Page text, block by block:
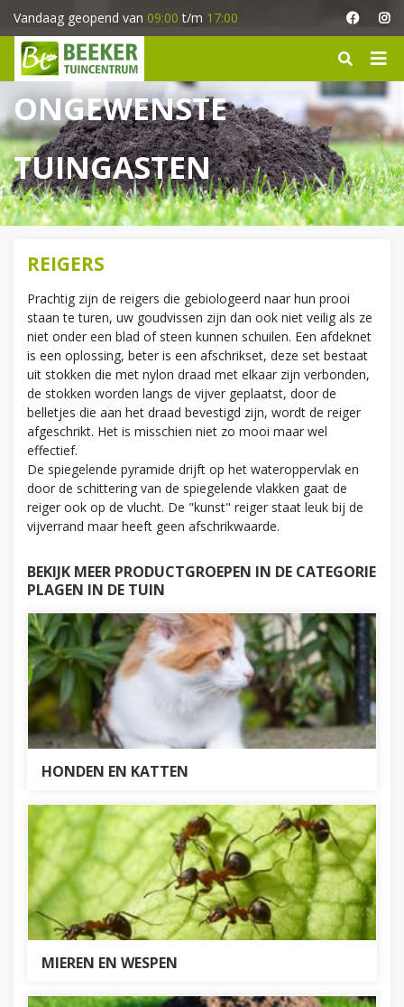
a
c
o
n
t
e
n
ONGEWENSTE
TUINGASTEN
Vandaag geopend van 09:00 t/m 17:00
REIGERS
Prachtig zijn de reigers die gebiologeerd naar hun prooi
staan te turen, uw goudvissen zijn dan ook niet veilig als ze
niet onder een blad of steen kunnen schuilen. Een afdeknet
is een oplossing, beter is een afschrikset, deze set bestaat
uit stokken die met nylon draad met elkaar zijn verbonden,
de stokken worden langs de vijver geplaatst, door de
belletjes die aan het draad bevestigd zijn, wordt de reiger
afgeschrikt. Het is misschien niet zo mooi maar wel
effectief.
De spiegelende pyramide drijft op het wateroppervlak en
door de schittering van de spiegelende vlakken gaat de
reiger ook op de vlucht. De "kunst" reiger staat leuk bij de
vijverrand maar heeft geen afschrikwaarde.
BEKIJK MEER PRODUCTGROEPEN IN DE CATEGORIE
PLAGEN IN DE TUIN
HONDEN EN KATTEN
MIEREN EN WESPEN